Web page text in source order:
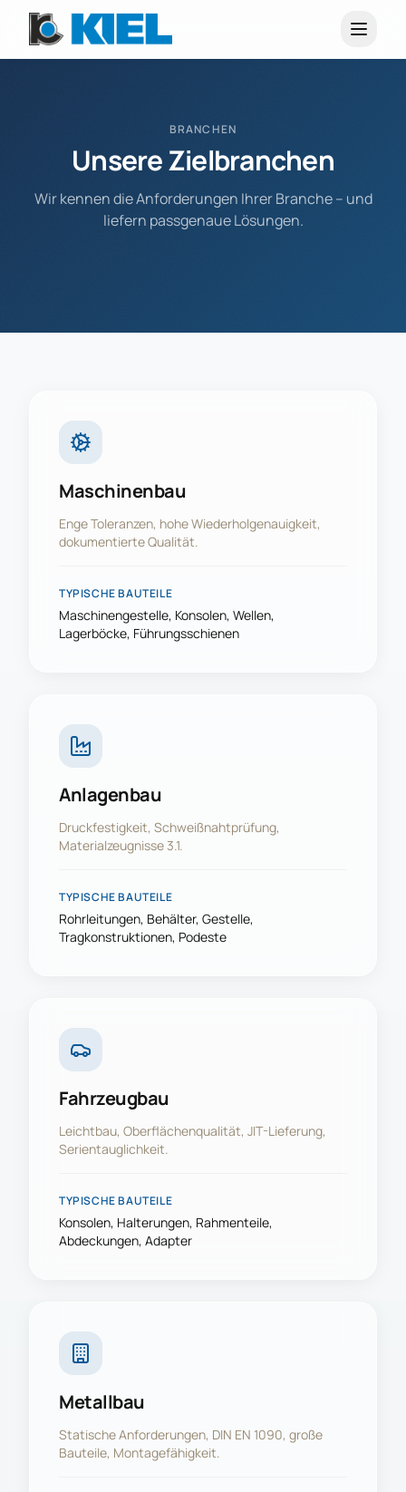
BRANCHEN
Unsere Zielbranchen
Wir kennen die Anforderungen Ihrer Branche – und
liefern passgenaue Lösungen.
Maschinenbau
Enge Toleranzen, hohe Wiederholgenauigkeit,
dokumentierte Qualität.
TYPISCHE BAUTEILE
Maschinengestelle, Konsolen, Wellen,
Lagerböcke, Führungsschienen
Anlagenbau
Druckfestigkeit, Schweißnahtprüfung,
Materialzeugnisse 3.1.
TYPISCHE BAUTEILE
Rohrleitungen, Behälter, Gestelle,
Tragkonstruktionen, Podeste
Fahrzeugbau
Leichtbau, Oberflächenqualität, JIT-Lieferung,
Serientauglichkeit.
TYPISCHE BAUTEILE
Konsolen, Halterungen, Rahmenteile,
Abdeckungen, Adapter
Metallbau
Statische Anforderungen, DIN EN 1090, große
Bauteile, Montagefähigkeit.